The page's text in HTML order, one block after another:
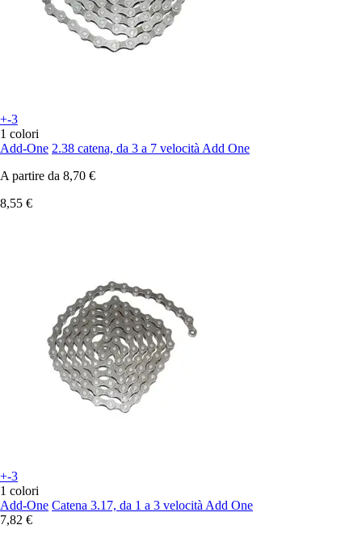
+-3
1 colori
Add-One 2.38 catena, da 3 a 7 velocità Add One
A partire da 8,70 €
8,55 €
+-3
1 colori
Add-One Catena 3.17, da 1 a 3 velocità Add One
7,82 €